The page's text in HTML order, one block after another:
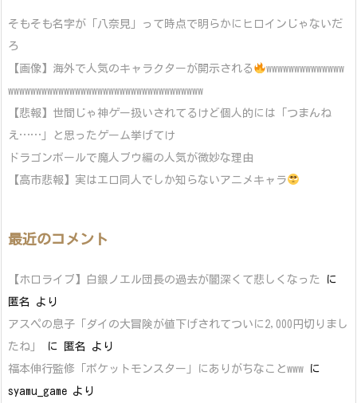
そもそも名字が「八奈見」って時点で明らかにヒロインじゃないだ
ろ
【画像】海外で人気のキャラクターが開示される
wwwwwwwwwwwwww
wwwwwwwwwwwwwwwwwwwwwwwwwwwwwwwwwww
【悲報】世間じゃ神ゲー扱いされてるけど個人的には「つまんね
え……」と思ったゲーム挙げてけ
ドラゴンボールで魔人ブウ編の人気が微妙な理由
【高市悲報】実はエロ同人でしか知らないアニメキャラ
最近のコメント
【ホロライブ】白銀ノエル団長の過去が闇深くて悲しくなった
に
匿名
より
アスペの息子「ダイの大冒険が値下げされてついに2,000円切りまし
たね」
に 匿名
より
福本伸行監修「ポケットモンスター」にありがちなことwww に
syamu_game より